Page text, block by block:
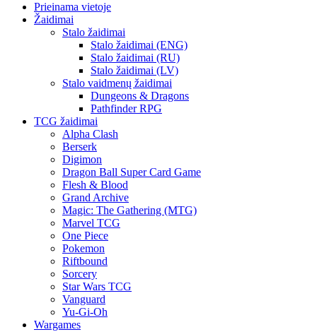
Prieinama vietoje
Žaidimai
Stalo žaidimai
Stalo žaidimai (ENG)
Stalo žaidimai (RU)
Stalo žaidimai (LV)
Stalo vaidmenų žaidimai
Dungeons & Dragons
Pathfinder RPG
TCG žaidimai
Alpha Clash
Berserk
Digimon
Dragon Ball Super Card Game
Flesh & Blood
Grand Archive
Magic: The Gathering (MTG)
Marvel TCG
One Piece
Pokemon
Riftbound
Sorcery
Star Wars TCG
Vanguard
Yu-Gi-Oh
Wargames